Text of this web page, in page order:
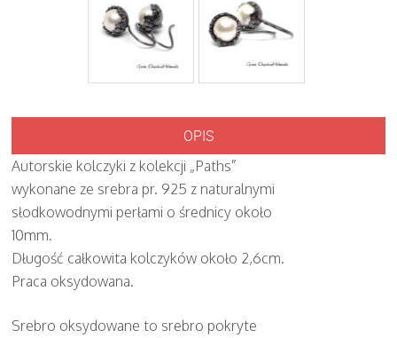
OPIS
Autorskie kolczyki z kolekcji „Paths”
wykonane ze srebra pr. 925 z naturalnymi
słodkowodnymi perłami o średnicy około
10mm.
Długość całkowita kolczyków około 2,6cm.
Praca oksydowana.
Srebro oksydowane to srebro pokryte